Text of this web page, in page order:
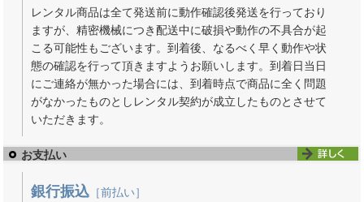
レンタル商品は全て発送前に動作確認後発送を行っており
ますが、精密機械につき配送中に破損や動作の不具合が起
こる可能性もございます。到着後、なるべく早く動作や状
態の確認を行って頂きますようお願いします。到着日当日
にご連絡が無かった場合には、到着時点で商品に全く問題
がなかったものとしレンタル契約が成立したものとさせて
いただきます。
お支払い
銀行振込［前払い］